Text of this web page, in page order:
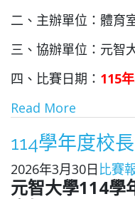
二、主辦單位：體育
三、協辦單位：元智
四、比賽日期： 115
Read More
114學年度校
2026年3月30日 比賽
元智大學114學